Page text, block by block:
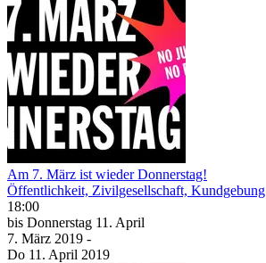
Am 7. März ist wieder Donnerstag!
Öffentlichkeit, Zivilgesellschaft, Kundgebung
18:00
bis Donnerstag 11. April
7. März 2019 -
Do 11. April 2019